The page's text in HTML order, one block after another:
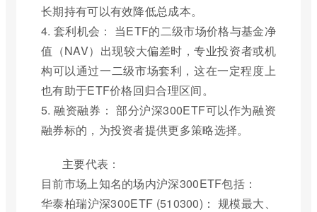
长期持有可以有效降低总成本。
4. 套利机会： 当ETF的二级市场价格与基金净
值（NAV）出现较大偏差时，专业投资者或机
构可以通过一二级市场套利，这在一定程度上
也有助于ETF价格回归合理区间。
5. 融资融券： 部分沪深300ETF可以作为融资
融券标的，为投资者提供更多策略选择。
主要代表：
目前市场上知名的场内沪深300ETF包括：
华泰柏瑞沪深300ETF (510300)： 规模最大、